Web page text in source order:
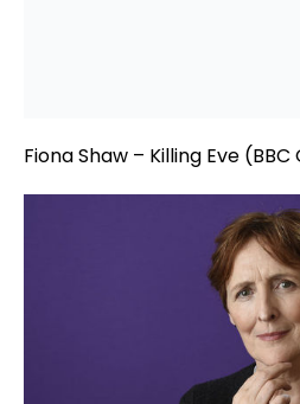
Fiona Shaw – Killing Eve (BBC